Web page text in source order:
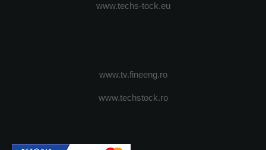
www.techs-tock.eu
www.tv.fineeng.ro
www.techstock.ro